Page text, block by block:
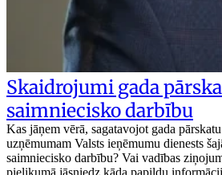
Skaidrojumi gada
saimniecisko darbību
Kas jāņem vērā, sagatavojot gada
uzņēmumam Valsts ieņēmumu dienests
saimniecisko darbību? Vai vadības